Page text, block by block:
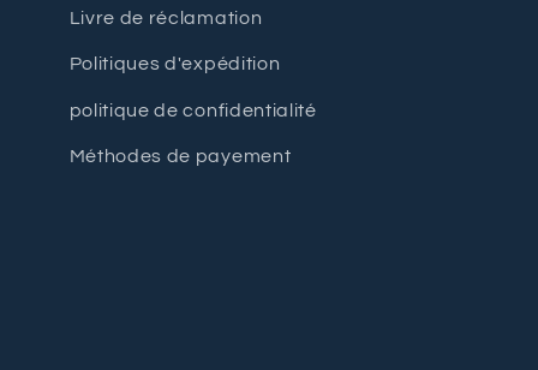
Livre de réclamation
Politiques d'expédition
politique de confidentialité
Méthodes de payement